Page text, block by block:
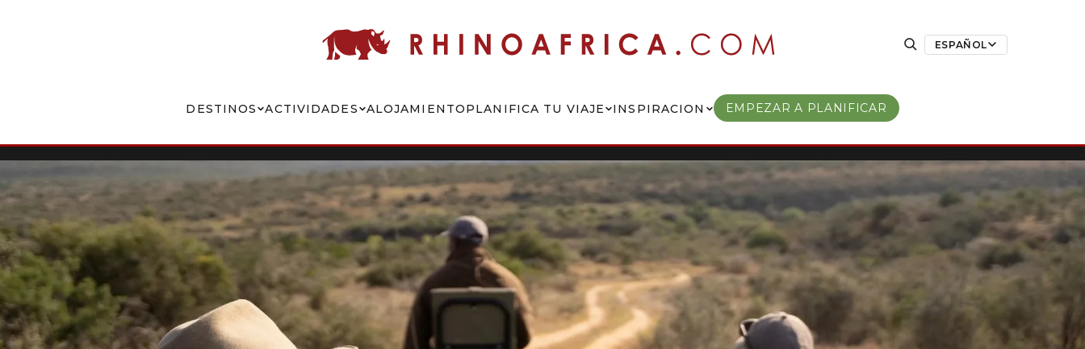
ESPAÑOL
DESTINOS ACTIVIDADES ALOJAMIENTOPLANIFICA TU VIAJE INSPIRACION EMPEZAR A PLANIFICAR